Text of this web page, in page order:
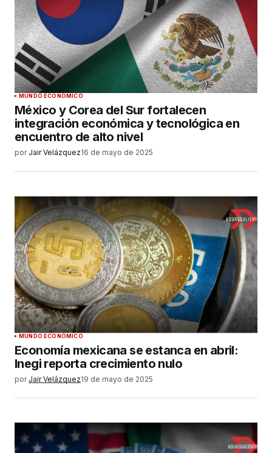
MUNDO ECONÓMICO
México y Corea del Sur fortalecen
integración económica y tecnológica en
encuentro de alto nivel
por Jair Velázquez16 de mayo de 2025
MUNDO ECONÓMICO
Economía mexicana se estanca en abril:
Inegi reporta crecimiento nulo
por Jair Velázquez19 de mayo de 2025